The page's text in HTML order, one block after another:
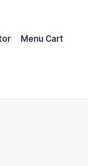
Menu Cart